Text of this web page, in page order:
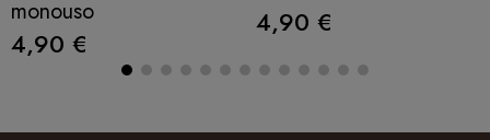
monouso
4,90 €
4,90 €